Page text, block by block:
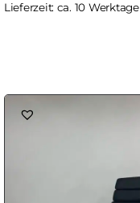
Lieferzeit: ca. 10 Werktage